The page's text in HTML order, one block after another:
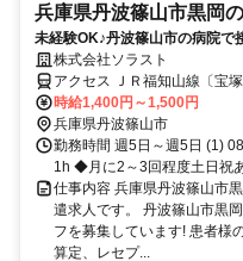
兵庫県丹波篠山市黒岡
未経験OK♪丹波篠山市の病院で
株式会社ソラスト
アクセス ＪＲ福知山線〔宝
山線〔宝塚線〕 丹波大山徒
代徒歩約95分 「篠山口駅」
地内全て禁煙
時給1,400円～1,500円
兵庫県丹波篠山市
勤務時間 週5日～週5日 (1)
1h ◆月に2～3回程度土日祝
仕事内容 兵庫県丹波篠山市
遣求人です。 丹波篠山市黒
フを募集しています! 患者様
算定、レセプ...